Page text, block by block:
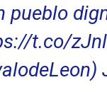
pueblo
t.co/